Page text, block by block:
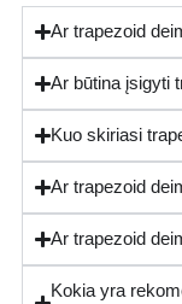
Ar trapezoid
Ar būtina įsigyti
Kuo skiriasi
Ar trapezoid
Ar trapezoid
Kokia yra